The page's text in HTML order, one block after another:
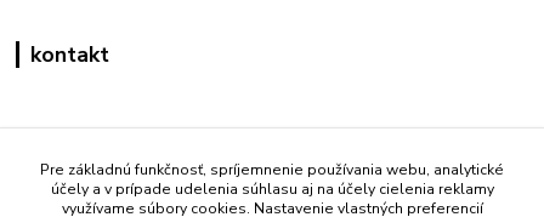
kontakt
+421 908 861 051
(Po - Pia 7:30-15:30)
Pre základnú funkčnosť, spríjemnenie používania webu, analytické
účely a v prípade udelenia súhlasu aj na účely cielenia reklamy
využívame súbory cookies. Nastavenie vlastných preferencií